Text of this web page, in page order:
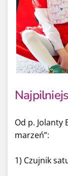
Od p. Jolanty
marzeń”:
1)